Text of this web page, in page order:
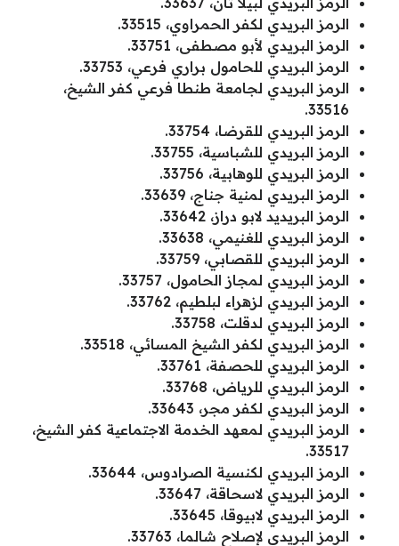
الرمز البريدي لكفر الحمراوي، 33515.
الرمز البريدي لأبو مصطفى، 33751.
الرمز البريدي للحامول براري فرعي، 33753.
الرمز البريدي لجامعة طنطا فرعي كفر الشيخ،
33516.
الرمز البريدي للقرضا، 33754.
الرمز البريدي للشباسية، 33755.
الرمز البريدي للوهابية، 33756.
الرمز البريدي لمنية جناج، 33639.
الرمز البريديد لابو دراز، 33642.
الرمز البريدي للغنيمي، 33638.
الرمز البريدي للقصابي، 33759.
الرمز البريدي لمجاز الحامول، 33757.
الرمز البريدي لزهراء لبلطيم، 33762.
الرمز البريدي لدقلت، 33758.
الرمز البريدي لكفر الشيخ المسائي، 33518.
الرمز البريدي للحصفة، 33761.
الرمز البريدي للرياض، 33768.
الرمز البريدي لكفر مجر، 33643.
الرمز البريدي لمعهد الخدمة الاجتماعية كفر الشيخ،
33517.
الرمز البريدي لكنسية الصرادوس، 33644.
الرمز البريدي لاسحاقة، 33647.
الرمز البريدي لابيوقا، 33645.
الرمز البريدي لإصلاح شالما، 33763.